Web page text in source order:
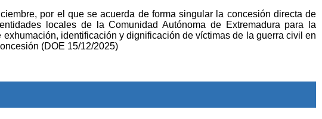
por el que se acuerda de forma singular la concesión directa de
locales de la Comunidad Autónoma de Extremadura para la
identificación y dignificación de víctimas de la guerra civil en
(DOE 15/12/2025)